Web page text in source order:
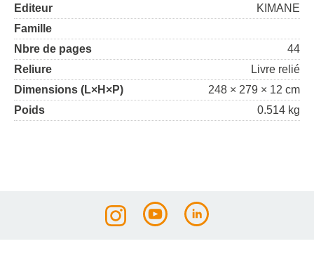
Editeur
KIMANE
Famille
Nbre de pages
44
Reliure
Livre relié
Dimensions (L×H×P)
248 × 279 × 12 cm
Poids
0.514 kg